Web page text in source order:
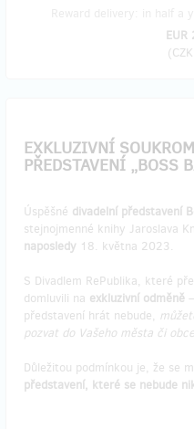
(
EXKLUZIVNÍ
PŘEDSTAVENÍ „BOSS
Úspěšné divadelní představení
stejnojmenné knihy Jaroslava
naposledy 18. května 2023.
S Divadlem RePublika, které
domluvili na exkluzivní odměně
představení hrát nebude,
pozvat do Vašeho města či
Důležitou podmínkou je, že se
představení, které se nebude